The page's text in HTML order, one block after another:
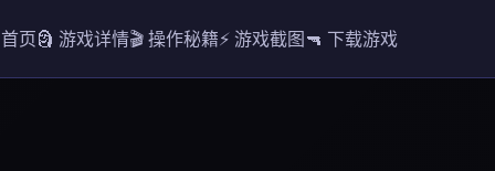
页🗿 游戏详情🎬 操作秘籍⚡ 游戏截图🔫 下载游戏